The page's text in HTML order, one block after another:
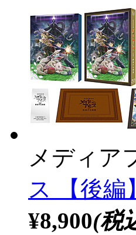
メディア
ス 【後編
¥8,900(税